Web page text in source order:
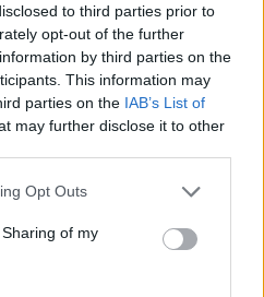
to third parties prior to
opt-out of the further
by third parties on the
This information may
parties on the IAB’s List of
may further disclose it to other
Opt Outs
of my
NÉPSZERŰ
kockázat miatt is
aforintot
érkezett a német iparból, de
egyszerűen kifogytak
ennek drámai